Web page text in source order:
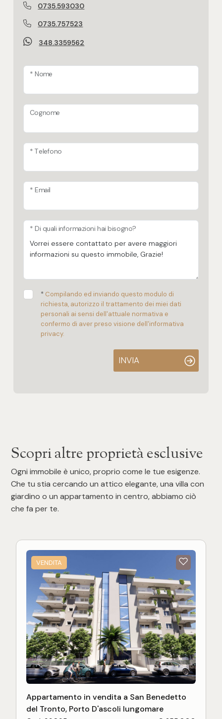
0735.593030
0735.757523
348.3359562
* Nome
Cognome
* Telefono
* Email
* Di quali informazioni hai bisogno?
* Compilando ed inviando questo modulo di
richiesta, autorizzo il trattamento dei miei dati
personali ai sensi dell'attuale normativa e
confermo di aver preso visione dell'informativa
privacy.
INVIA
Scopri altre proprietà esclusive
Ogni immobile è unico, proprio come le tue esigenze.
Che tu stia cercando un attico elegante, una villa con
giardino o un appartamento in centro, abbiamo ciò
che fa per te.
VENDITA
Appartamento in vendita a San Benedetto
del Tronto, Porto D'ascoli lungomare